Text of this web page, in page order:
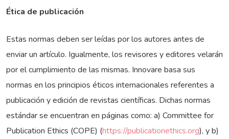
Ética de publicación
Estas normas deben ser leídas por los autores antes de
enviar un artículo. Igualmente, los revisores y editores velarán
por el cumplimiento de las mismas. Innovare basa sus
normas en los principios éticos internacionales referentes a
publicación y edición de revistas científicas. Dichas normas
estándar se encuentran en páginas como: a) Committee for
Publication Ethics (COPE) (https://publicationethics.org), y b)